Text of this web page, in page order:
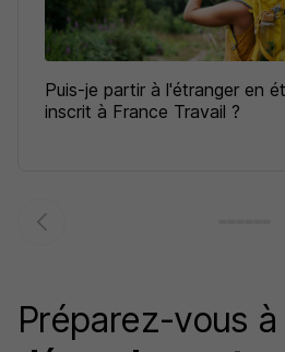
Puis-je partir à l'étranger en
inscrit à France Travail ?
Préparez-vous à